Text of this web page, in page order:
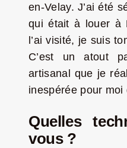
en-Velay. J’ai été
qui était à louer à
l’ai visité, je suis
C’est un atout
artisanal que je
inespérée pour moi
Quelles
vous ?